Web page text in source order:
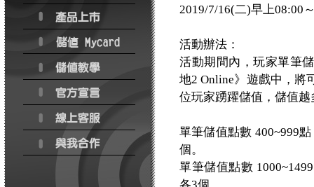
2019/7/16(二)早上08:00
活動辦法：
活動期間內，玩家單筆
地2 Online》遊戲中，將
位玩家踴躍儲值，儲值
單筆儲值點數 400~999
個。
單筆儲值點數